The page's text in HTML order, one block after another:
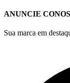
ANUNCIE
Sua marca em